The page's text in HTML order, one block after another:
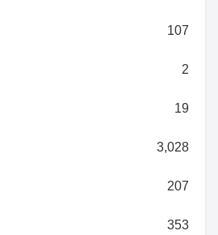
107
2
19
3,028
207
353